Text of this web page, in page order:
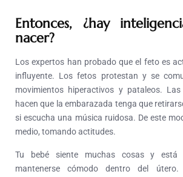
Entonces, ¿hay
nacer?
Los expertos han probado que el feto es
influyente. Los fetos protestan y se
movimientos hiperactivos y pataleos.
hacen que la embarazada tenga que
si escucha una música ruidosa. De este
medio, tomando actitudes.
Tu bebé siente muchas cosas y está
mantenerse cómodo dentro del